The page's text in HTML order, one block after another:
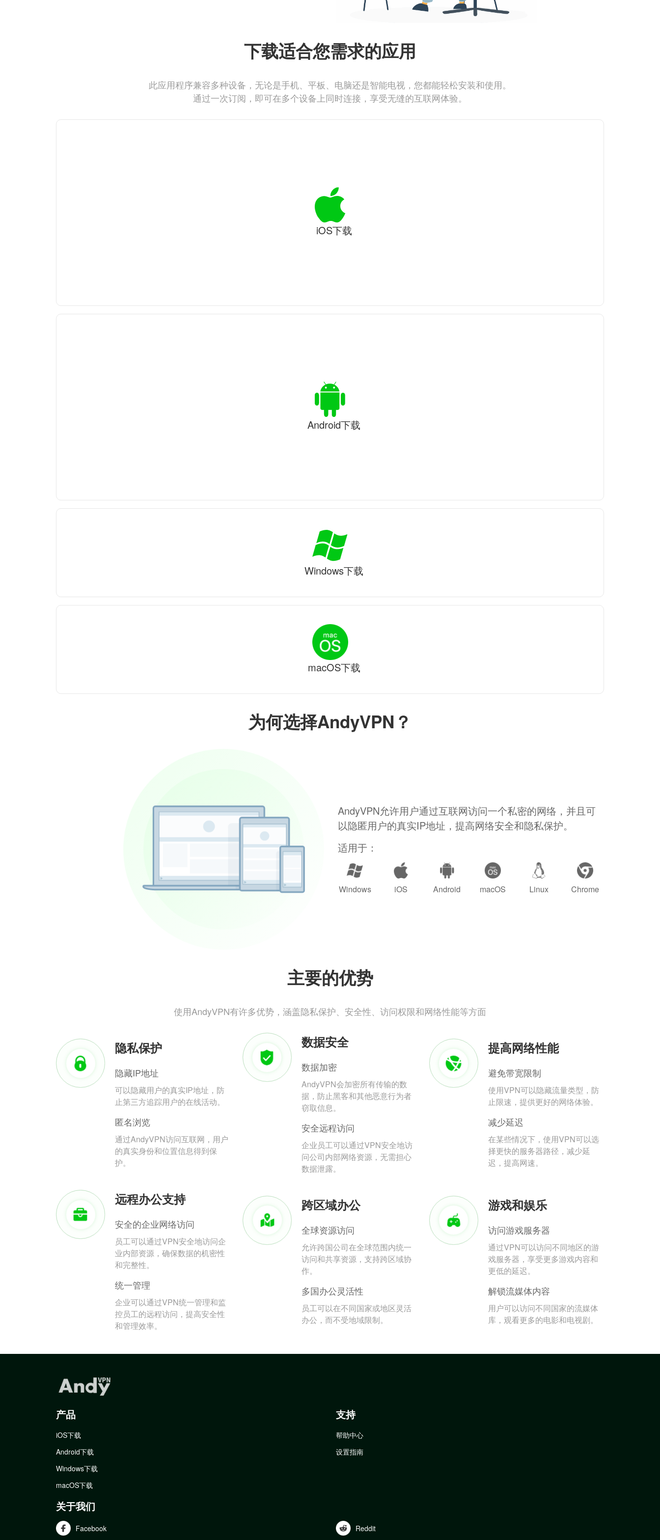
为何选择AndyVPN？
AndyVPN允许用户通过互联网访问一个私密的网络，并且可
以隐匿用户的真实IP地址，提高网络安全和隐私保护。
适用于：
Windows iOS Android macOS Linux Chrome
主要的优势
使用AndyVPN有许多优势，涵盖隐私保护、安全性、访问权限和网络性能等方面
隐私保护
隐藏IP地址
可以隐藏用户的真实IP地址，防
止第三方追踪用户的在线活动。
匿名浏览
通过AndyVPN访问互联网，用户
的真实身份和位置信息得到保
护。
数据安全
数据加密
AndyVPN会加密所有传输的数
据，防止黑客和其他恶意行为者
窃取信息。
安全远程访问
企业员工可以通过VPN安全地访
问公司内部网络资源，无需担心
数据泄露。
提高网络性能
避免带宽限制
使用VPN可以隐藏流量类型，防
止限速，提供更好的网络体验。
减少延迟
在某些情况下，使用VPN可以选
择更快的服务器路径，减少延
迟，提高网速。
远程办公支持
安全的企业网络访问
员工可以通过VPN安全地访问企
业内部资源，确保数据的机密性
和完整性。
统一管理
企业可以通过VPN统一管理和监
控员工的远程访问，提高安全性
和管理效率。
跨区域办公
全球资源访问
允许跨国公司在全球范围内统一
访问和共享资源，支持跨区域协
作。
多国办公灵活性
员工可以在不同国家或地区灵活
办公，而不受地域限制。
游戏和娱乐
访问游戏服务器
通过VPN可以访问不同地区的游
戏服务器，享受更多游戏内容和
更低的延迟。
解锁流媒体内容
用户可以访问不同国家的流媒体
库，观看更多的电影和电视剧。
下载适合您需求的应用
此应用程序兼容多种设备，无论是手机、平板、电脑还是智能电视，您都能轻松安装和使用。
通过一次订阅，即可在多个设备上同时连接，享受无缝的互联网体验。
iOS下载
Android下载
Windows下载
macOS下载
产品
iOS下载
Android下载
Windows下载
macOS下载
支持
帮助中心
设置指南
关于我们
Facebook Reddit